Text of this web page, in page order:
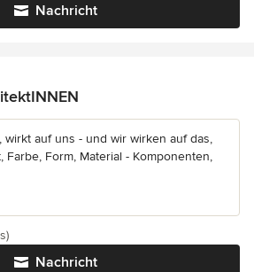
Nachricht
wirkt auf uns - und wir wirken auf das,
Farbe, Form, Material - Komponenten,
Nachricht